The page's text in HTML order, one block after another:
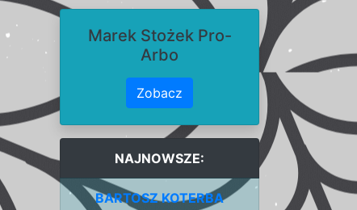
Marek Stożek Pro-
Arbo
Zobacz
NAJNOWSZE:
BARTOSZ KOTERBA